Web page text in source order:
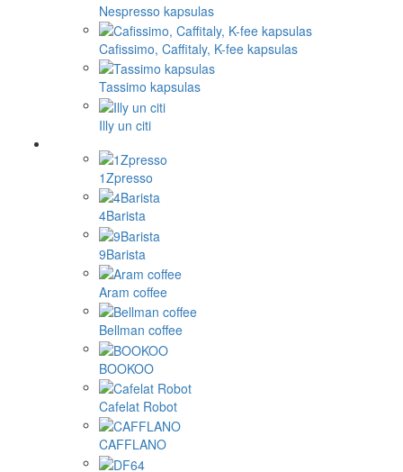
Nespresso kapsulas
Cafissimo, Caffitaly, K-fee kapsulas
Tassimo kapsulas
Illy un citi
1Zpresso
4Barista
9Barista
Aram coffee
Bellman coffee
BOOKOO
Cafelat Robot
CAFFLANO